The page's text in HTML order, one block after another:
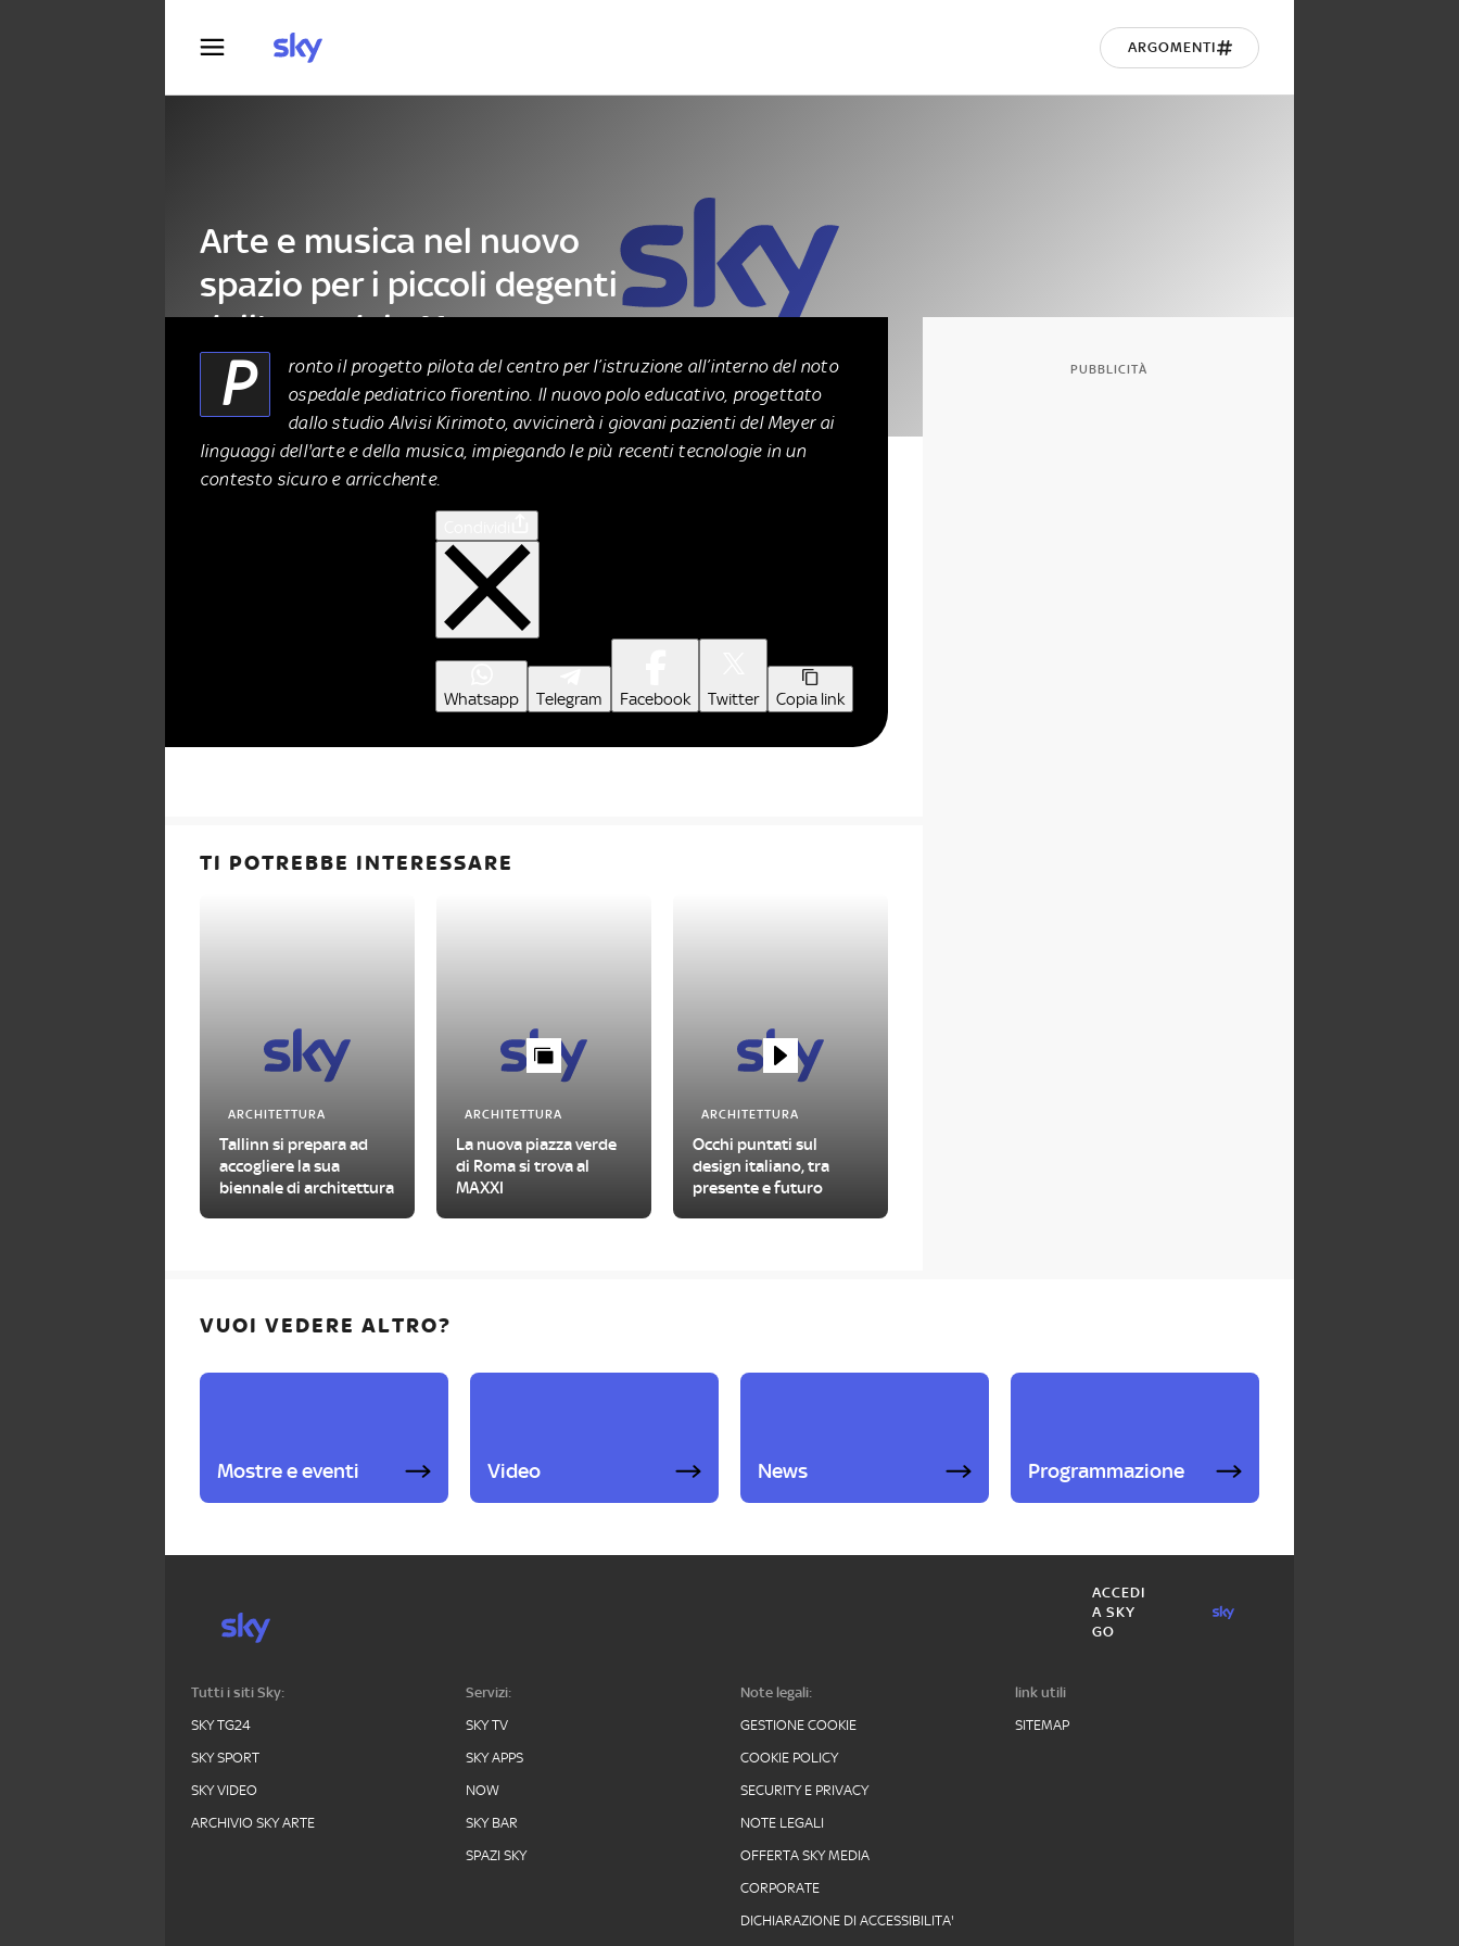
ARGOMENTI
Arte e musica nel nuovo
spazio per i piccoli degenti
dell'ospedale Meyer
ARCHITETTURA 25 Settembre 2024
P
ronto il progetto pilota del centro per l’istruzione all’interno del noto
ospedale pediatrico fiorentino. Il nuovo polo educativo, progettato
dallo studio Alvisi Kirimoto, avvicinerà i giovani pazienti del Meyer ai
linguaggi dell'arte e della musica, impiegando le più recenti tecnologie in un
contesto sicuro e arricchente.
Whatsapp Telegram Facebook Twitter Copia link
TI POTREBBE INTERESSARE
ARCHITETTURA
Tallinn si prepara ad
accogliere la sua
biennale di architettura
ARCHITETTURA
La nuova piazza verde
di Roma si trova al
MAXXI
ARCHITETTURA
Occhi puntati sul
design italiano, tra
presente e futuro
PUBBLICITÀ
VUOI VEDERE ALTRO?
Mostre e eventi Video News Programmazione
ACCEDI
A SKY
GO
Tutti i siti Sky:
SKY TG24
SKY SPORT
SKY VIDEO
ARCHIVIO SKY ARTE
Servizi:
SKY TV
SKY APPS
NOW
SKY BAR
SPAZI SKY
Note legali:
GESTIONE COOKIE
COOKIE POLICY
SECURITY E PRIVACY
NOTE LEGALI
OFFERTA SKY MEDIA
CORPORATE
DICHIARAZIONE DI ACCESSIBILITA'
link utili
SITEMAP